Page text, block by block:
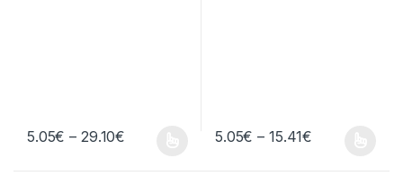
5.05€ – 29.10€ Price range: 5.05€ through 29.10€
5.05€ – 15.41€